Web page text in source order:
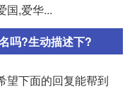
国,爱华...
吗?生动描述下?
望下面的回复能帮到